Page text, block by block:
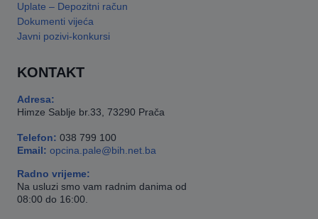
Uplate – Depozitni račun
Dokumenti vijeća
Javni pozivi-konkursi
KONTAKT
Adresa:
Himze Sablje br.33, 73290 Prača
Telefon: 038 799 100
Email: opcina.pale@bih.net.ba
Radno vrijeme:
Na usluzi smo vam radnim danima od
08:00 do 16:00.